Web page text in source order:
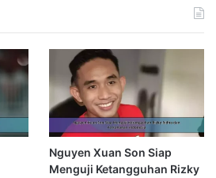
Nguyen Xuan Son Siap
Menguji Ketangguhan Rizky